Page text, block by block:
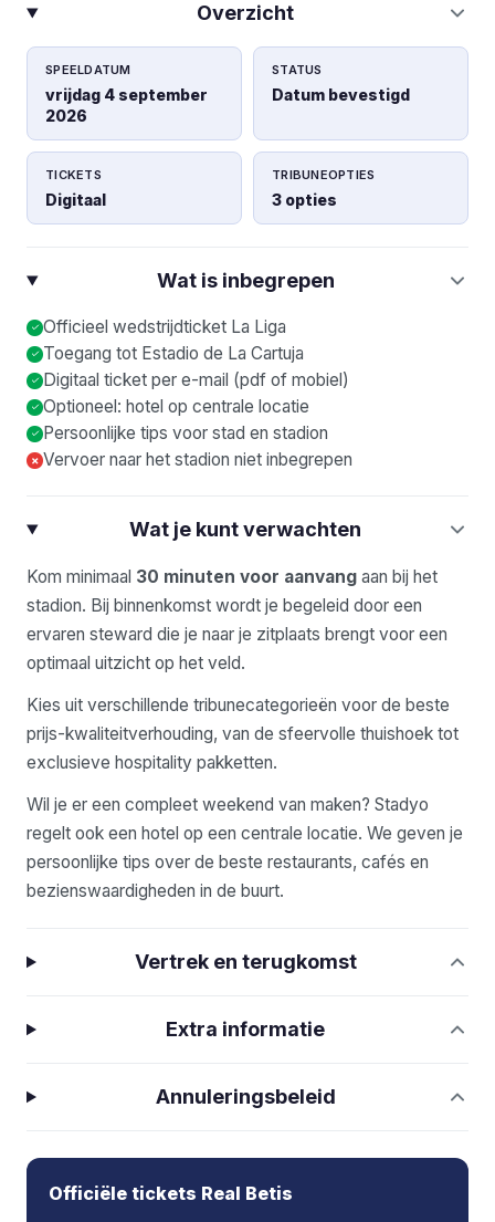
Overzicht
SPEELDATUM
vrijdag 4 september
2026
STATUS
Datum bevestigd
TICKETS
Digitaal
TRIBUNEOPTIES
3 opties
Wat is inbegrepen
Officieel wedstrijdticket La Liga
Toegang tot Estadio de La Cartuja
Digitaal ticket per e-mail (pdf of mobiel)
Optioneel: hotel op centrale locatie
Persoonlijke tips voor stad en stadion
× Vervoer naar het stadion niet inbegrepen
Wat je kunt verwachten
Kom minimaal 30 minuten voor aanvang aan bij het
stadion. Bij binnenkomst wordt je begeleid door een
ervaren steward die je naar je zitplaats brengt voor een
optimaal uitzicht op het veld.
Kies uit verschillende tribunecategorieën voor de beste
prijs-kwaliteitverhouding, van de sfeervolle thuishoek tot
exclusieve hospitality pakketten.
Wil je er een compleet weekend van maken? Stadyo
regelt ook een hotel op een centrale locatie. We geven je
persoonlijke tips over de beste restaurants, cafés en
bezienswaardigheden in de buurt.
Vertrek en terugkomst
Extra informatie
Annuleringsbeleid
Officiële tickets Real Betis